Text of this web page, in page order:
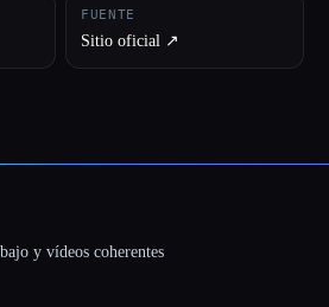
FUENTE
Sitio oficial ↗︎
y vídeos coherentes